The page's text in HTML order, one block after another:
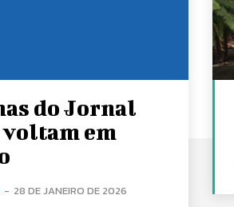
do Jornal
em
- 28 DE JANEIRO DE 2026